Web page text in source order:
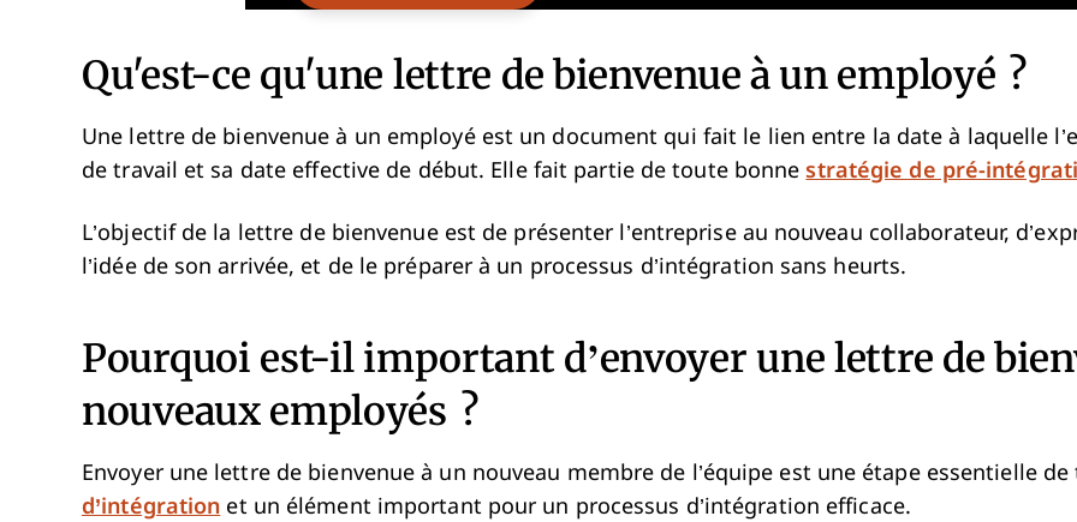
Qu'est-ce qu'une lettre de bienvenue à un employé ?
Une lettre de bienvenue à un employé est un document qui fait le lien entre la date à laquelle
de travail et sa date effective de début. Elle fait partie de toute bonnestratégie de pré-
L’objectif de la lettre de bienvenue est de présenter l’entreprise au nouveau collaborateur,
l’idée de son arrivée, et de le préparer à un processus d’intégration sans heurts.
Pourquoi est-il important d’envoyer une lettre de
nouveaux employés ?
Envoyer une lettre de bienvenue à un nouveau membre de l’équipe est une étape essentielle
d’intégration et un élément important pour un processus d’intégration efficace.